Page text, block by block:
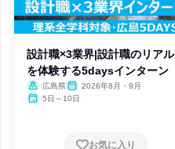
設計職×3業界|設計職のリアル
を体験する5daysインターン
広島県
2026年8月・9月
5日～10日
お気に入り